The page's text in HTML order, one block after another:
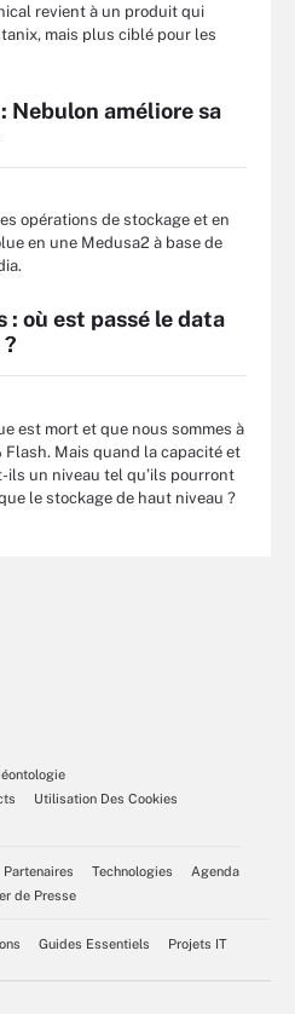
revient à un produit qui
mais plus ciblé pour les
Nebulon améliore sa
opérations de stockage et en
en une Medusa2 à base de
: où est passé le data
est mort et que nous sommes à
Flash. Mais quand la capacité et
ils un niveau tel qu’ils pourront
le stockage de haut niveau ?
Utilisation Des Cookies
Partenaires Technologies
Agenda
de Presse
Guides Essentiels Projets IT